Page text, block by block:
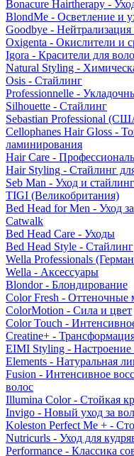
Bonacure Hairtherapy -
BlondMe - Осветление и
Goodbye -
Oxigenta - Окислители и
Igora - Красители для
Natural Styling -
Osis - Стайлинг
Professionnelle -
Silhouette - Стайлинг
Sebastian Professional
Cellophanes Hair Gloss -
ламинирования
Hair Care -
Hair Styling - Стайлинг
Seb Man - Уход и
TIGI (Великобритания)
Bed Head for Men - Уход
Catwalk
Bed Head Care - Уходы
Bed Head Style - Стайлинг
Wella Professionals
Wella - Аксессуары
Blondor - Блондирование
Color Fresh - Оттеночные
ColorMotion - Сила и цвет
Color Touch -
Creatine+ -
EIMI Styling - Настроение
Elements - Натуральная
Fusion - Интенсивное
волос
Illumina Color - Стойкая
Invigo - Новый уход за
Koleston Perfect Me + -
Nutricurls - Уход для
Performance - Классика